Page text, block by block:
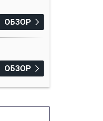
ОБЗОР
ОБЗОР